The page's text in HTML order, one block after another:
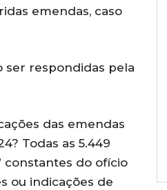
emendas, caso
ser respondidas pela
das emendas
Todas as 5.449
constantes do ofício
ou indicações de